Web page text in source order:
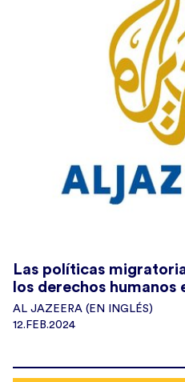
Las políticas
los derechos humanos
AL JAZEERA (EN INGLÉS)
12.FEB.2024